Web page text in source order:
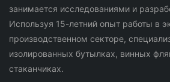
занимается исследованиями и
Используя 15-летний опыт работы в
производственном секторе,
изолированных бутылках, винных
стаканчиках.